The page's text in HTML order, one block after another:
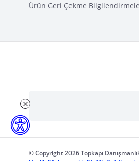
Ürün Geri Çekme
© Copyright 2026 Topkapı